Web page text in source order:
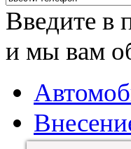
Введите в
и мы вам